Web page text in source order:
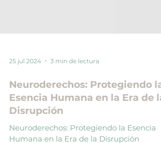
25 jul 2024 3 min de lectura
Neuroderechos: Protegiendo la
Esencia Humana en la Era de la